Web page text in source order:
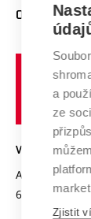
E-přihláška
Doktorské
Podpora
Mezinárodní
Systém
Výzkumné
Transfer
Open Science
Projekty
Projekty ze
Specifický
Zahraniční
Spolupráce
Služby
Mezinárodní
Univerzitní
O
Profil univerzity
Udržitelná
Podnikavá
Bezpečná
Vyznamenání
Organizační
VYSOKÉ
Antonínská
602 00 Brno
a
ze
Zjistit